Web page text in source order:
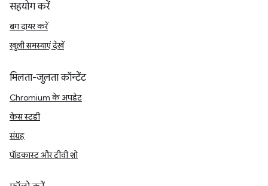
सहयोग करें
बग दायर करें
खुली समस्याएं देखें
मिलता-जुलता कॉन्टेंट
Chromium के अपडेट
केस स्टडी
संग्रह
पॉडकास्ट और टीवी शो